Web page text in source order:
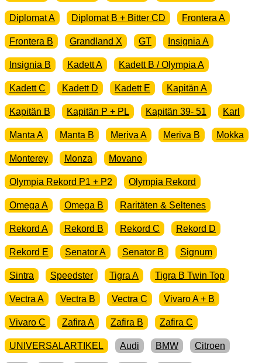
Diplomat A Diplomat B + Bitter CD Frontera A
Frontera B Grandland X GT Insignia A
Insignia B Kadett A Kadett B / Olympia A
Kadett C Kadett D Kadett E Kapitän A
Kapitän B Kapitän P + PL Kapitän 39- 51 Karl
Manta A Manta B Meriva A Meriva B Mokka
Monterey Monza Movano
Olympia Rekord P1 + P2 Olympia Rekord
Omega A Omega B Raritäten & Seltenes
Rekord A Rekord B Rekord C Rekord D
Rekord E Senator A Senator B Signum
Sintra Speedster Tigra A Tigra B Twin Top
Vectra A Vectra B Vectra C Vivaro A + B
Vivaro C Zafira A Zafira B Zafira C
UNIVERSALARTIKEL Audi BMW Citroen